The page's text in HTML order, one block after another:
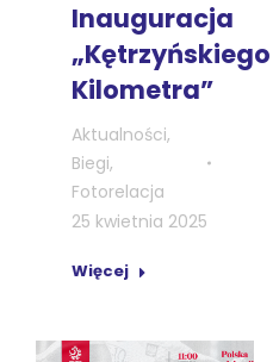
Inauguracja
„Kętrzyńskiego
Kilometra”
Aktualności,
Biegi,
Fotorelacja
25 kwietnia 2025
Więcej